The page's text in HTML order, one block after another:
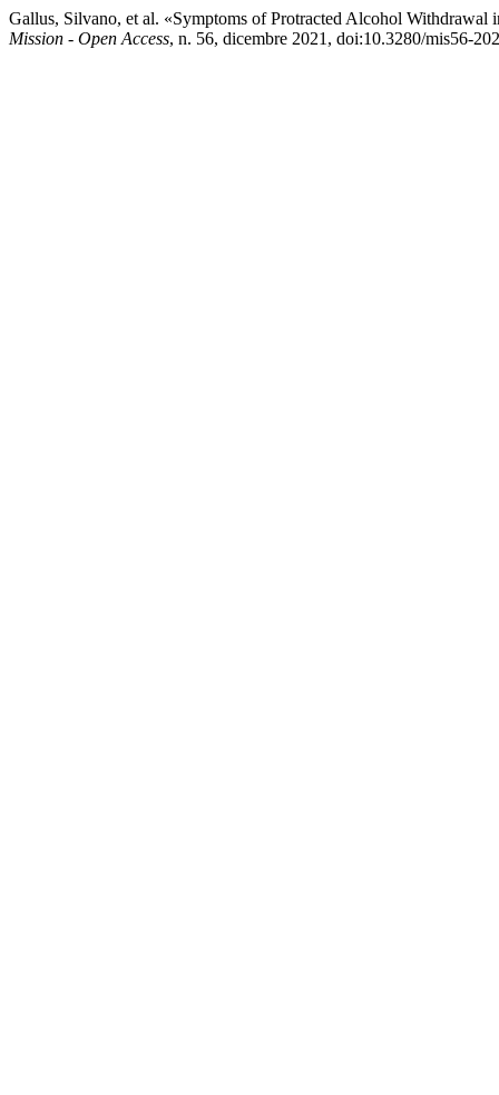
Gallus, Silvano, et al. «Symptoms of Protracted Alcohol
Mission - Open Access, n. 56, dicembre 2021, doi:10.3280/mis56-